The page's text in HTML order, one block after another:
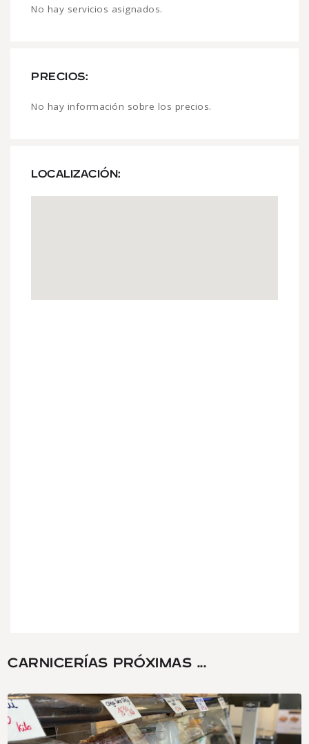
No hay servicios asignados.
PRECIOS:
No hay información sobre los precios.
LOCALIZACIÓN:
CARNICERÍAS PRÓXIMAS ...